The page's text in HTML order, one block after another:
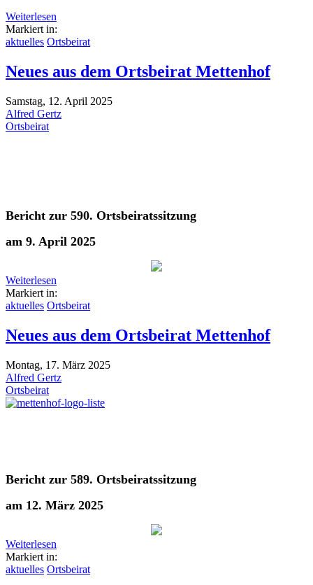
Weiterlesen
Markiert in:
aktuelles Ortsbeirat
Neues aus dem Ortsbeirat Mettenhof
Samstag, 12. April 2025
Alfred Gertz
Ortsbeirat
Bericht zur 590. Ortsbeiratssitzung
am 9. April 2025
Weiterlesen
Markiert in:
aktuelles Ortsbeirat
Neues aus dem Ortsbeirat Mettenhof
Montag, 17. März 2025
Alfred Gertz
Ortsbeirat
Bericht zur 589. Ortsbeiratssitzung
am 12. März 2025
Weiterlesen
Markiert in:
aktuelles Ortsbeirat